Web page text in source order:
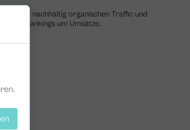
Du nachhaltig organischen Traffic und
Deine Rankings um Umsätze.